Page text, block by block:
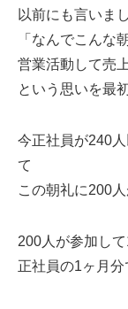
以前にも言いま
「なんでこんな
営業活動して売
という思いを最
今正社員が240
て
この朝礼に200
200人が参加し
正社員の1ヶ月分